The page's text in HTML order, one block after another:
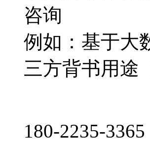
咨询
例如：基于大
三方背书用途
180-2235-3365